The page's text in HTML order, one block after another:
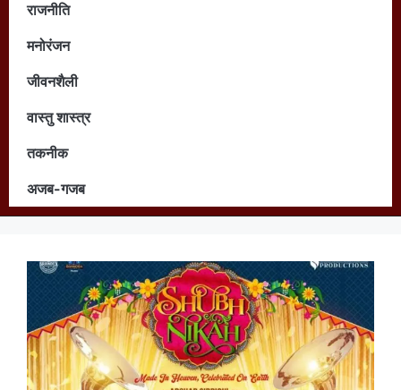
राजनीति
मनोरंजन
जीवनशैली
वास्तु शास्त्र
तकनीक
अजब-गजब